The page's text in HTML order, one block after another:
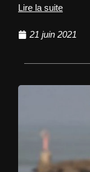
Lire la suite
21 juin 2021